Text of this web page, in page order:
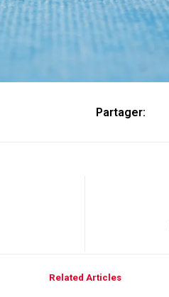
Partager:
Related Articles